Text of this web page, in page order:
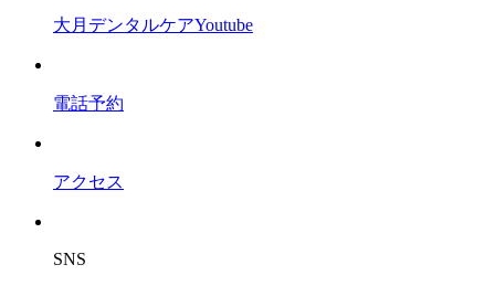
大月デンタルケアYoutube
電話予約
アクセス
SNS